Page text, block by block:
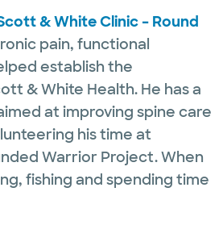
& White Clinic – Round
pain, functional
establish the
& White Health. He has a
at improving spine care
his time at
Warrior Project. When
fishing and spending time